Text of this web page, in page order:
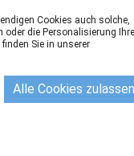
Cookies auch solche,
oder die Personalisierung
Sie in unserer
Alle Cookies zulassen